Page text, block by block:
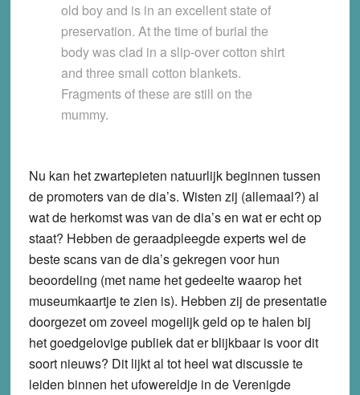
old boy and is in an excellent state of
preservation. At the time of burial the
body was clad in a slip-over cotton shirt
and three small cotton blankets.
Fragments of these are still on the
mummy.
Nu kan het zwartepieten natuurlijk beginnen tussen
de promoters van de dia’s. Wisten zij (allemaal?) al
wat de herkomst was van de dia’s en wat er echt op
staat? Hebben de geraadpleegde experts wel de
beste scans van de dia’s gekregen voor hun
beoordeling (met name het gedeelte waarop het
museumkaartje te zien is). Hebben zij de presentatie
doorgezet om zoveel mogelijk geld op te halen bij
het goedgelovige publiek dat er blijkbaar is voor dit
soort nieuws? Dit lijkt al tot heel wat discussie te
leiden binnen het ufowereldje in de Verenigde